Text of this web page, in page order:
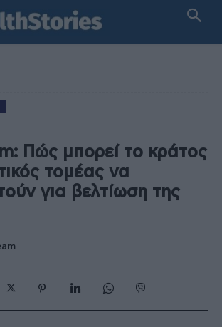
Πώς μπορεί το κράτος
τομέας να
για βελτίωση της